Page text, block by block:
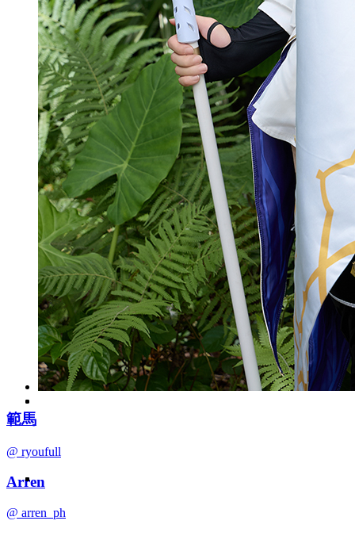
範馬
@ ryoufull
Arren
@ arren_ph